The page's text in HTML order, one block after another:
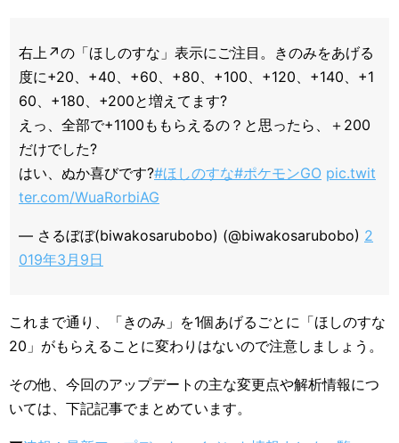
右上↗️の「ほしのすな」表示にご注目。きのみをあげる
度に+20、+40、+60、+80、+100、+120、+140、+1
60、+180、+200と増えてます?
えっ、全部で+1100ももらえるの？と思ったら、＋200
だけでした?
はい、ぬか喜びです?#ほしのすな#ポケモンGO pic.twit
ter.com/WuaRorbiAG
— さるぼぼ(biwakosarubobo) (@biwakosarubobo) 2
019年3月9日
これまで通り、「きのみ」を1個あげるごとに「ほしのすな
20」がもらえることに変わりはないので注意しましょう。
その他、今回のアップデートの主な変更点や解析情報につ
いては、下記記事でまとめています。